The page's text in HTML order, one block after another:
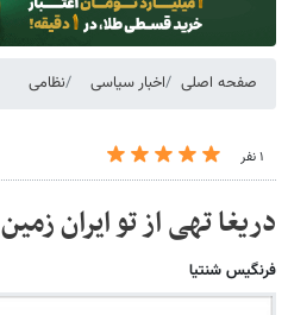
صفحه اصلی اخبار سیاسی نظامی
۱ نفر
دریغا تهی از تو ایران زمین
فرنگیس شنتیا